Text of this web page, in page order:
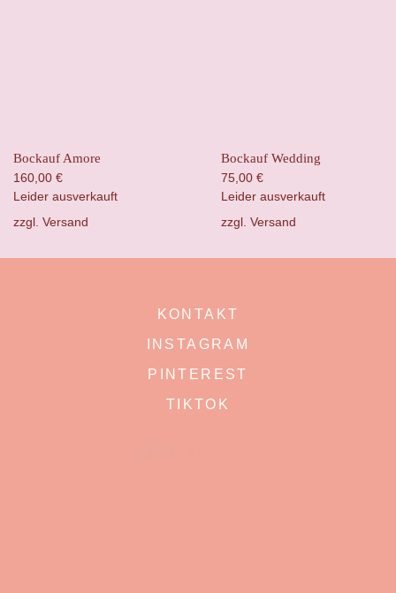
Bockauf Amore
160,00 €
Leider ausverkauft
zzgl. Versand
Bockauf Wedding
75,00 €
Leider ausverkauft
zzgl. Versand
KONTAKT
INSTAGRAM
PINTEREST
TIKTOK